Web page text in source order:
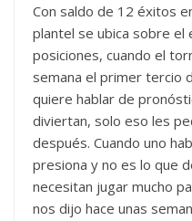
Con saldo de 12 éxitos
plantel se ubica sobre el
posiciones, cuando el
semana el primer tercio
quiere hablar de
diviertan, solo eso les
después. Cuando uno
presiona y no es lo que
necesitan jugar mucho
nos dijo hace unas